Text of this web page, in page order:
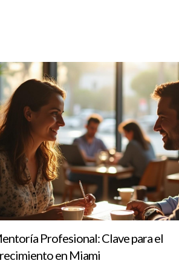
Recuerda observar la experiencia del
como las de Ana, Luis y Marta
paso hacia tu desarrollo personal o
Ignacio Valenzuela para obtener más
Profesional: Clave para el
en Miami